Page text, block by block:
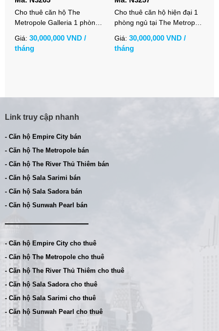
Cho thuê căn hộ The
Metropole Galleria 1 phòng
đại
Giá: 30,000,000 VND /
tháng
Cho thuê căn hộ hiện đại 1
phòng ngủ tại The Metropole
đãng
Giá: 30,000,000 VND /
tháng
Link truy cập nhanh
- Căn hộ Empire City bán
- Căn hộ The Metropole bán
- Căn hộ The River Thủ Thiêm bán
- Căn hộ Sala Sarimi bán
- Căn hộ Sala Sadora bán
- Căn hộ Sunwah Pearl bán
- Căn hộ Empire City cho thuê
- Căn hộ The Metropole cho thuê
- Căn hộ The River Thủ Thiêm cho thuê
- Căn hộ Sala Sadora cho thuê
- Căn hộ Sala Sarimi cho thuê
- Căn hộ Sunwah Pearl cho thuê